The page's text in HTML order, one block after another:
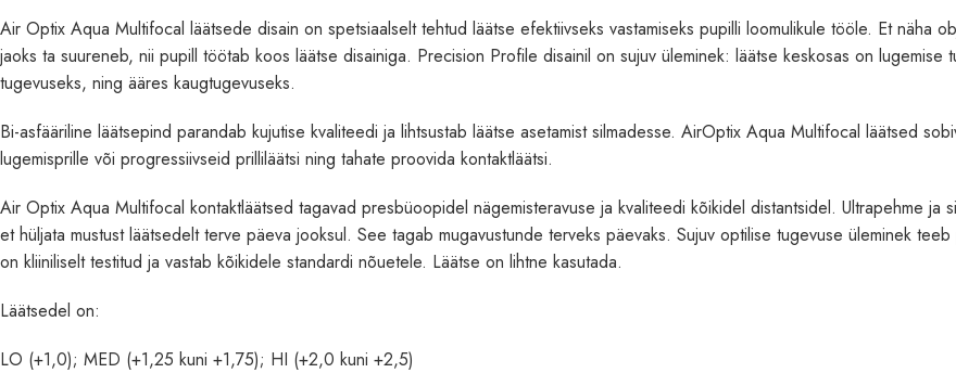
Air Optix Aqua Multifocal läätsede disain on spetsiaalselt tehtud läätse efektiivseks vastamiseks pupilli loomulikule tööle. Et näha
jaoks ta suureneb, nii pupill töötab koos läätse disainiga. Precision Profile disainil on sujuv üleminek: läätse keskosas on lugemise
tugevuseks, ning ääres kaugtugevuseks.
Bi-asfääriline läätsepind parandab kujutise kvaliteedi ja lihtsustab läätse asetamist silmadesse. AirOptix Aqua Multifocal läätsed
lugemisprille või progressiivseid prilliläätsi ning tahate proovida kontaktläätsi.
Air Optix Aqua Multifocal kontaktläätsed tagavad presbüoopidel nägemisteravuse ja kvaliteedi kõikidel distantsidel. Ultrapehme ja
et hüljata mustust läätsedelt terve päeva jooksul. See tagab mugavustunde terveks päevaks. Sujuv optilise tugevuse üleminek
on kliiniliselt testitud ja vastab kõikidele standardi nõuetele. Läätse on lihtne kasutada.
Läätsedel on:
LO (+1,0); MED (+1,25 kuni +1,75); HI (+2,0 kuni +2,5)